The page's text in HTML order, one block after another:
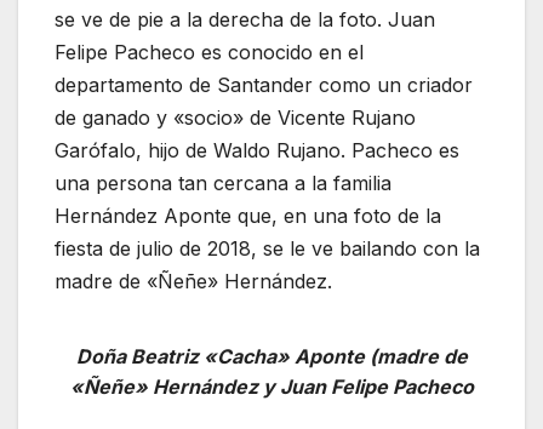
se ve de pie a la derecha de la foto. Juan
Felipe Pacheco es conocido en el
departamento de Santander como un criador
de ganado y «socio» de Vicente Rujano
Garófalo, hijo de Waldo Rujano. Pacheco es
una persona tan cercana a la familia
Hernández Aponte que, en una foto de la
fiesta de julio de 2018, se le ve bailando con la
madre de «Ñeñe» Hernández.
Doña Beatriz «Cacha» Aponte (madre de
«Ñeñe» Hernández y Juan Felipe Pacheco